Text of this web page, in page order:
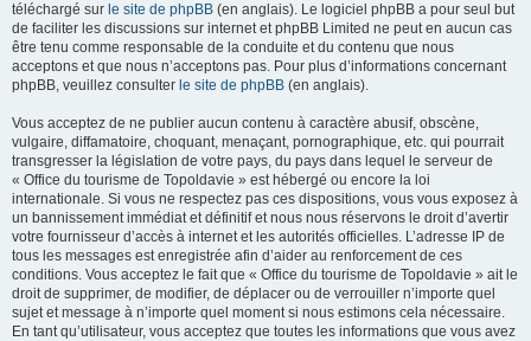
téléchargé sur le site de phpBB (en anglais). Le logiciel phpBB a pour seul but
de faciliter les discussions sur internet et phpBB Limited ne peut en aucun cas
être tenu comme responsable de la conduite et du contenu que nous
acceptons et que nous n’acceptons pas. Pour plus d’informations concernant
phpBB, veuillez consulter le site de phpBB (en anglais).
Vous acceptez de ne publier aucun contenu à caractère abusif, obscène,
vulgaire, diffamatoire, choquant, menaçant, pornographique, etc. qui pourrait
transgresser la législation de votre pays, du pays dans lequel le serveur de
« Office du tourisme de Topoldavie » est hébergé ou encore la loi
internationale. Si vous ne respectez pas ces dispositions, vous vous exposez à
un bannissement immédiat et définitif et nous nous réservons le droit d’avertir
votre fournisseur d’accès à internet et les autorités officielles. L’adresse IP de
tous les messages est enregistrée afin d’aider au renforcement de ces
conditions. Vous acceptez le fait que « Office du tourisme de Topoldavie » ait le
droit de supprimer, de modifier, de déplacer ou de verrouiller n’importe quel
sujet et message à n’importe quel moment si nous estimons cela nécessaire.
En tant qu’utilisateur, vous acceptez que toutes les informations que vous avez